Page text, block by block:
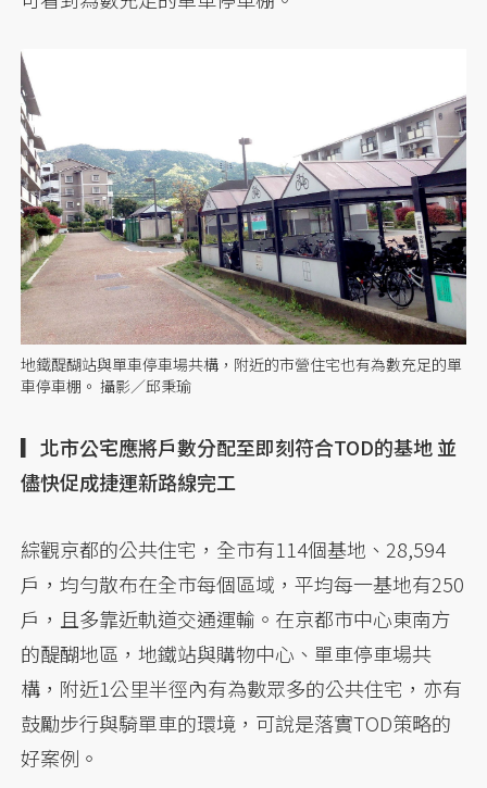
地鐵醍醐站與單車停車場共構，附近的市營住宅也有為數充足的單
車停車棚。 攝影／邱秉瑜
▎北市公宅應將戶數分配至即刻符合TOD的基地 並
儘快促成捷運新路線完工
綜觀京都的公共住宅，全市有114個基地、28,594
戶，均勻散布在全市每個區域，平均每一基地有250
戶，且多靠近軌道交通運輸。在京都市中心東南方
的醍醐地區，地鐵站與購物中心、單車停車場共
構，附近1公里半徑內有為數眾多的公共住宅，亦有
鼓勵步行與騎單車的環境，可說是落實TOD策略的
好案例。